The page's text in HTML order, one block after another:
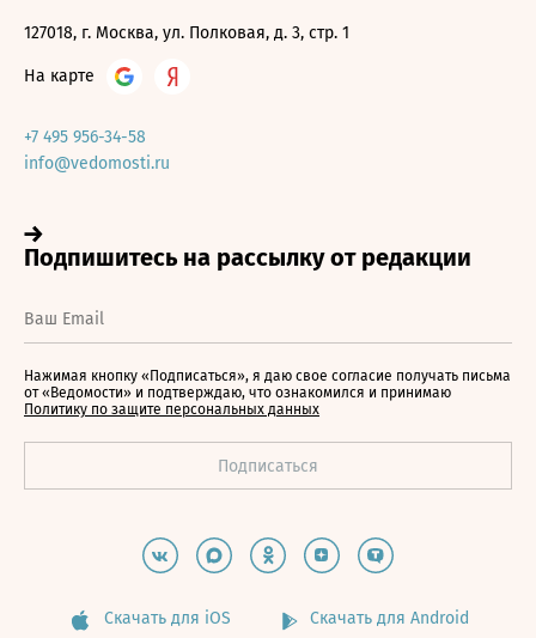
127018, г. Москва, ул. Полковая, д. 3, стр. 1
На карте
+7 495 956-34-58
info@vedomosti.ru
Нажимая кнопку «Подписаться», я даю свое согласие получать письма
от «Ведомости» и подтверждаю, что ознакомился и принимаю
Политику по защите персональных данных
Скачать для iOS Скачать для Android